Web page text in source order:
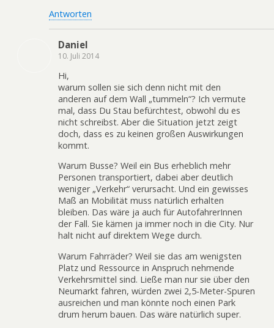
Antworten
Daniel
10. Juli 2014
Hi,
warum sollen sie sich denn nicht mit den
anderen auf dem Wall „tummeln“? Ich vermute
mal, dass Du Stau befürchtest, obwohl du es
nicht schreibst. Aber die Situation jetzt zeigt
doch, dass es zu keinen großen Auswirkungen
kommt.
Warum Busse? Weil ein Bus erheblich mehr
Personen transportiert, dabei aber deutlich
weniger „Verkehr“ verursacht. Und ein gewisses
Maß an Mobilität muss natürlich erhalten
bleiben. Das wäre ja auch für AutofahrerInnen
der Fall. Sie kämen ja immer noch in die City. Nur
halt nicht auf direktem Wege durch.
Warum Fahrräder? Weil sie das am wenigsten
Platz und Ressource in Anspruch nehmende
Verkehrsmittel sind. Ließe man nur sie über den
Neumarkt fahren, würden zwei 2,5-Meter-Spuren
ausreichen und man könnte noch einen Park
drum herum bauen. Das wäre natürlich super.